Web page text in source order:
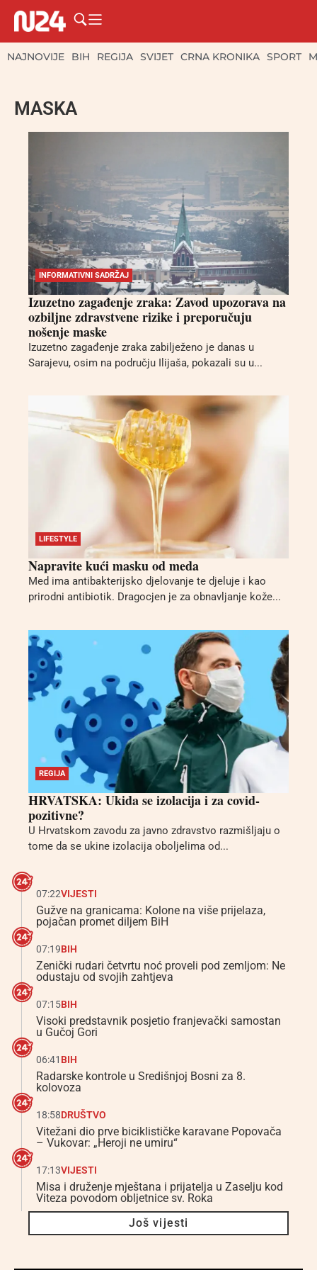
NAJNOVIJE BIH REGIJA SVIJET CRNA KRONIKA SPORT
MASKA
INFORMATIVNI SADRŽAJ
Izuzetno zagađenje zraka: Zavod upozorava na
ozbiljne zdravstvene rizike i preporučuju
nošenje maske
Izuzetno zagađenje zraka zabilježeno je danas u
Sarajevu, osim na području Ilijaša, pokazali su u...
LIFESTYLE
Napravite kući masku od meda
Med ima antibakterijsko djelovanje te djeluje i kao
prirodni antibiotik. Dragocjen je za obnavljanje kože...
REGIJA
HRVATSKA: Ukida se izolacija i za covid-
pozitivne?
U Hrvatskom zavodu za javno zdravstvo razmišljaju o
tome da se ukine izolacija oboljelima od...
07:22VIJESTI
Gužve na granicama: Kolone na više prijelaza,
pojačan promet diljem BiH
07:19BIH
Zenički rudari četvrtu noć proveli pod zemljom: Ne
odustaju od svojih zahtjeva
07:15BIH
Visoki predstavnik posjetio franjevački samostan
u Gučoj Gori
06:41 BIH
Radarske kontrole u Središnjoj Bosni za 8.
kolovoza
18:58DRUŠTVO
Vitežani dio prve biciklističke karavane Popovača
– Vukovar: „Heroji ne umiru“
17:13VIJESTI
Misa i druženje mještana i prijatelja u Zaselju kod
Viteza povodom obljetnice sv. Roka
Još vijesti